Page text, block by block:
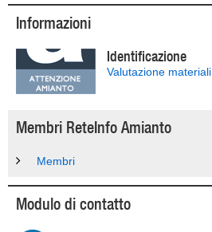
Informazioni
Identificazione
Valutazione materiali
Membri ReteInfo Amianto
Membri
Modulo di contatto